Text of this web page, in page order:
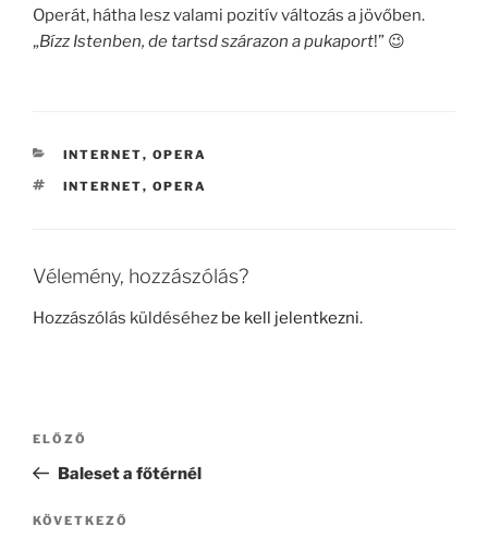
Operát, hátha lesz valami pozitív változás a jövőben.
„Bízz Istenben, de tartsd szárazon a pukaport!” 😉
KATEGÓRIÁK
INTERNET, OPERA
CÍMKÉK
INTERNET, OPERA
Vélemény, hozzászólás?
Hozzászólás küldéséhez be kell jelentkezni.
Bejegyzés
Korábbi
bejegyzés
ELŐZŐ
Baleset a főtérnél
Következő
KÖVETKEZŐ